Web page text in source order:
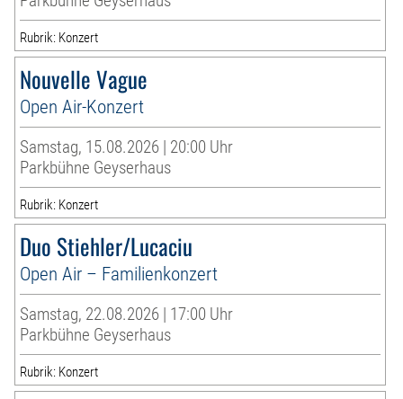
Rubrik: Konzert
Nouvelle Vague
Open Air-Konzert
Samstag, 15.08.2026 | 20:00 Uhr
Parkbühne Geyserhaus
Rubrik: Konzert
Duo Stiehler/Lucaciu
Open Air – Familienkonzert
Samstag, 22.08.2026 | 17:00 Uhr
Parkbühne Geyserhaus
Rubrik: Konzert